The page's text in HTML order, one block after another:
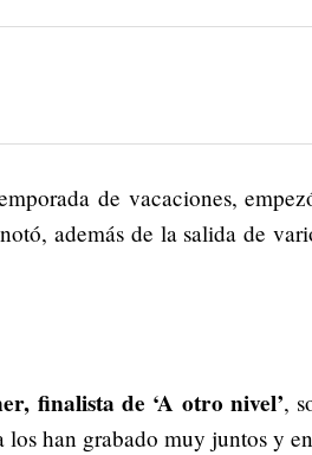
de vacaciones,
además de la salida de
finalista de ‘A otro nivel’,
han grabado muy juntos y